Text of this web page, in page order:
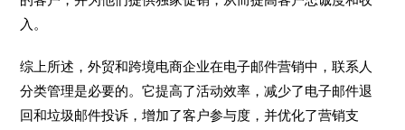
入。
综上所述，外贸和跨境电商企业在电子邮件营销中，联系人
分类管理是必要的。它提高了活动效率，减少了电子邮件退
回和垃圾邮件投诉，增加了客户参与度，并优化了营销支